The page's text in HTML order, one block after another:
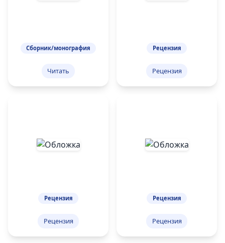
Сборник/монография
Читать
Рецензия
Рецензия
Рецензия
Рецензия
Рецензия
Рецензия